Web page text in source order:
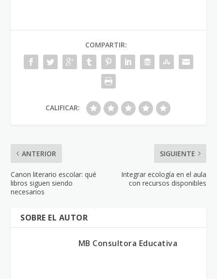
COMPARTIR:
CALIFICAR:
ANTERIOR
Canon literario escolar: qué
libros siguen siendo
necesarios
SIGUIENTE
Integrar ecología en el aula
con recursos disponibles
SOBRE EL AUTOR
MB Consultora Educativa